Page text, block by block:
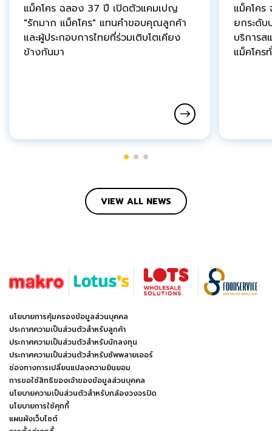
แม็คโคร ฉลอง 37 ปี เปิดตัวแคมเปญ
"รักมาก แม็คโคร" แทนคำขอบคุณลูกค้า
และผู้ประกอบการไทยที่ร่วมเติบโตเคียง
ข้างกันมา
แม็คโค
ยกระดับ
บริการส
แม็คโคร
VIEW ALL NEWS
นโยบายการคุ้มครองข้อมูลส่วนบุคคล
ประกาศความเป็นส่วนตัวสำหรับลูกค้า
ประกาศความเป็นส่วนตัวสำหรับนักลงทุน
ประกาศความเป็นส่วนตัวสำหรับซัพพลายเออร์
ช่องทางการเปลี่ยนแปลงความยินยอม
การขอใช้สิทธิของเจ้าของข้อมูลส่วนบุคคล
นโยบายความเป็นส่วนตัวสำหรับกล้องวงจรปิด
นโยบายการใช้คุกกี้
แผนผังเว็บไซต์